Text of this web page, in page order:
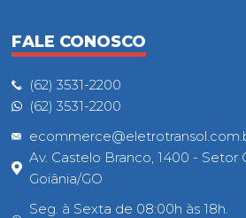
FALE CONOSCO
(62) 3531-2200
(62) 3531-2200
Av. Castelo Branco, 1400 - Setor
Goiânia/GO
Seg. à Sexta de 08:00h às 18h.